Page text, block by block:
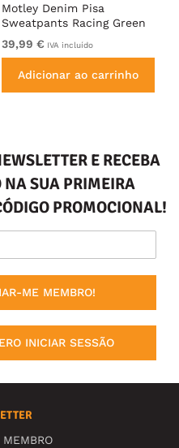
Motley Denim Pisa
Sweatpants Racing Green
39,99 € IVA incluído
Adicionar ao carrinho
E RECEBA
NA SUA PRIMEIRA
PROMOCIONAL!
ME MEMBRO!
INICIAR SESSÃO